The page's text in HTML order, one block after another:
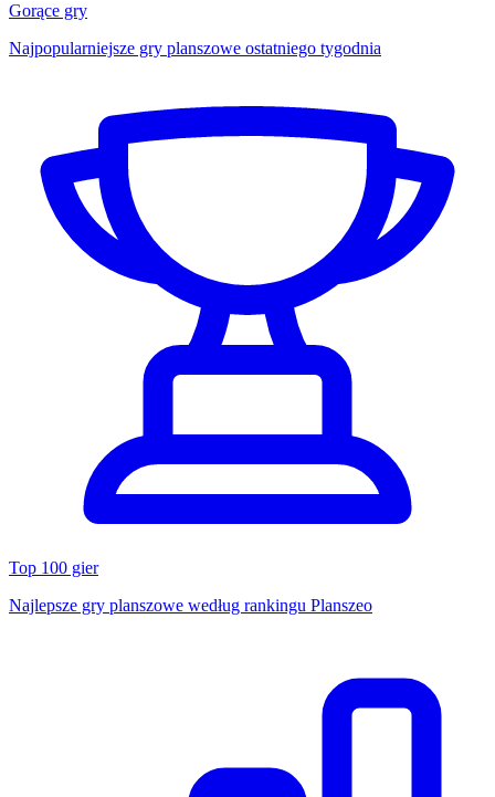
Gorące gry
Najpopularniejsze gry planszowe ostatniego tygodnia
Top 100 gier
Najlepsze gry planszowe według rankingu Planszeo